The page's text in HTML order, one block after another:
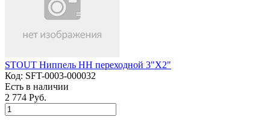
STOUT Ниппель НН переходной 3"X2"
Код: SFT-0003-000032
Есть в наличии
2 774 Руб.